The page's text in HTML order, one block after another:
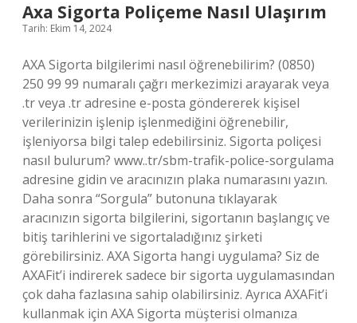
Axa Sigorta Poliçeme Nasıl Ulaşırım
Tarih: Ekim 14, 2024
AXA Sigorta bilgilerimi nasıl öğrenebilirim? (0850)
250 99 99 numaralı çağrı merkezimizi arayarak veya
.tr veya .tr adresine e-posta göndererek kişisel
verilerinizin işlenip işlenmediğini öğrenebilir,
işleniyorsa bilgi talep edebilirsiniz. Sigorta poliçesi
nasıl bulurum? www..tr/sbm-trafik-police-sorgulama
adresine gidin ve aracınızın plaka numarasını yazın.
Daha sonra “Sorgula” butonuna tıklayarak
aracınızın sigorta bilgilerini, sigortanın başlangıç ​​ve
bitiş tarihlerini ve sigortaladığınız şirketi
görebilirsiniz. AXA Sigorta hangi uygulama? Siz de
AXAFit’i indirerek sadece bir sigorta uygulamasından
çok daha fazlasına sahip olabilirsiniz. Ayrıca AXAFit’i
kullanmak için AXA Sigorta müşterisi olmanıza